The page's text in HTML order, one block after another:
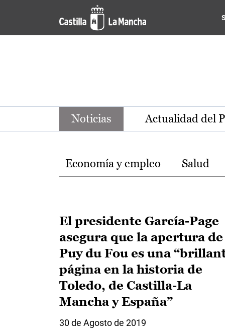
Pasar al contenido principal
Noticias de la región de
Noticias Actualidad del
Temas
Economía y empleo Salud
El presidente García-Page
asegura que la apertura de
Puy du Fou es una
página en la historia de
Toledo, de Castilla-La
Mancha y España”
30 de Agosto de 2019